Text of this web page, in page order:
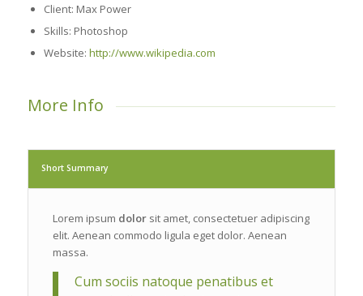
Client: Max Power
Skills: Photoshop
Website: http://www.wikipedia.com
More Info
Short Summary
Lorem ipsum dolorsit amet, consectetuer adipiscing
elit. Aenean commodo ligula eget dolor. Aenean
massa.
Cum sociis natoque penatibus et